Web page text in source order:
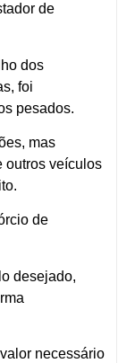
de
dos
foi
pesados.
mas
outros veículos
de
desejado,
necessário